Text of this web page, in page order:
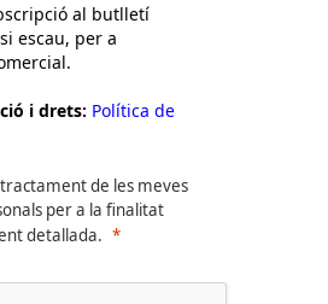
al butlletí
escau, per a
i drets: Política de
de les meves
per a la finalitat
detallada.